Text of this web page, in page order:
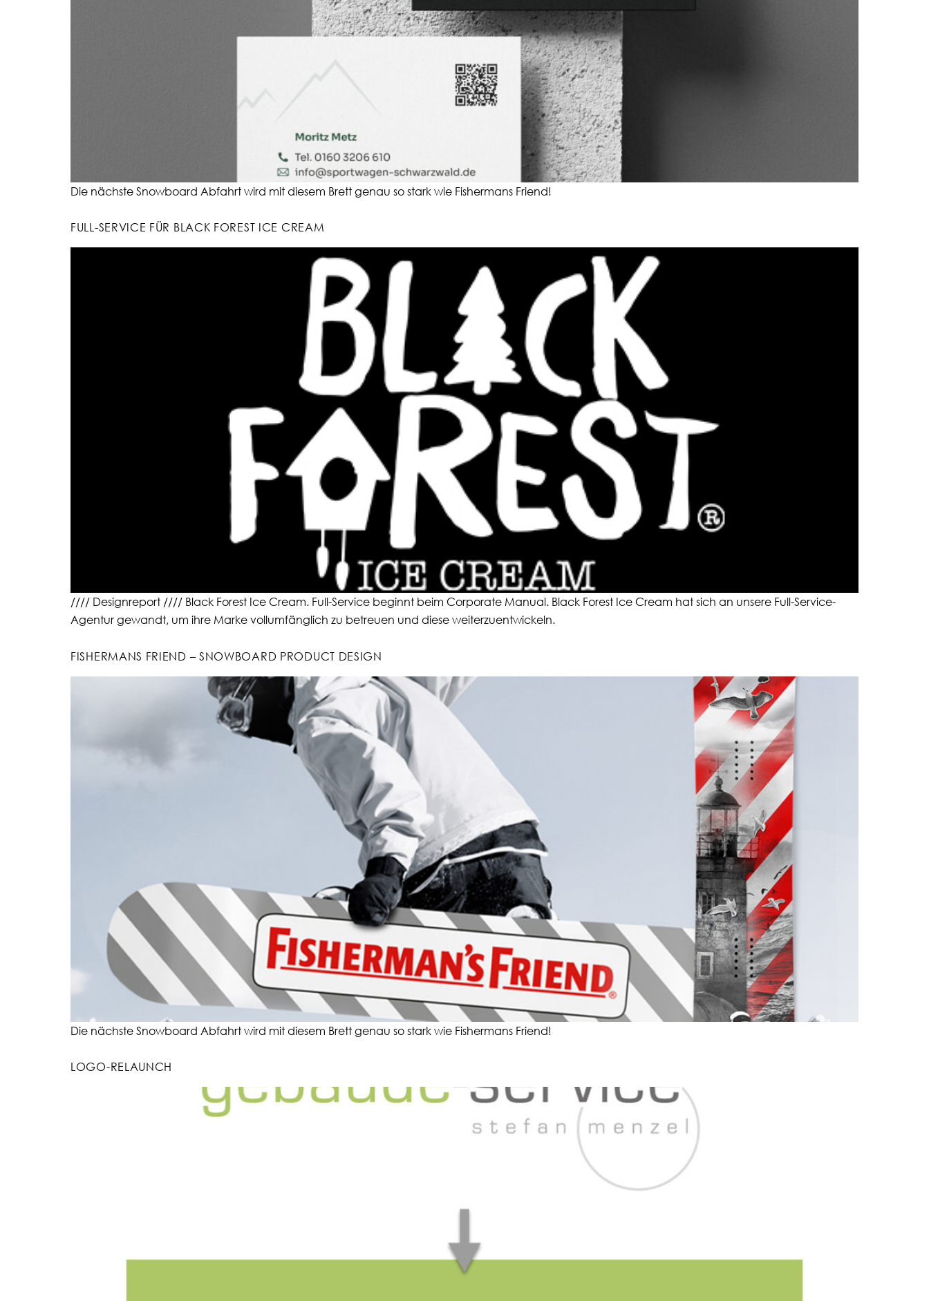
Die nächste Snowboard Abfahrt wird mit diesem Brett genau so stark wie Fishermans Friend!
FULL-SERVICE FÜR BLACK FOREST ICE CREAM
//// Designreport //// Black Forest Ice Cream. Full-Service beginnt beim Corporate Manual. Black Forest Ice Cream hat sich an unsere Full-Service-
Agentur gewandt, um ihre Marke vollumfänglich zu betreuen und diese weiterzuentwickeln.
FISHERMANS FRIEND – SNOWBOARD PRODUCT DESIGN
Die nächste Snowboard Abfahrt wird mit diesem Brett genau so stark wie Fishermans Friend!
LOGO-RELAUNCH